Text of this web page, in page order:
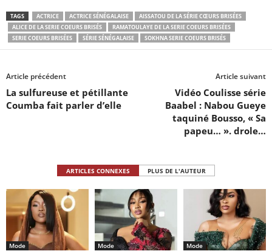
TAGS ACTRICE ACTRICE SÉNÉGALAISE
AISSATOU DE LA SÉRIE CŒURS BRISÉES
ALICE DE LA SERIE COEURS BRISÉS
RAMATOULAYE DE LA SERIE COEURS BRISÉES
SERIE COEURS BRISÉES
SÉRIE SÉNÉGALAISE SOKHNA SERIE COEURS BRISÉS
Article précédent
La sulfureuse et pétillante
Coumba fait parler d’elle
Article suivant
Vidéo Coulisse série
Baabel : Nabou Gueye
taquiné Bousso, « Sa
papeu… ». drole…
ARTICLES CONNEXES PLUS DE L'AUTEUR
Mode Mode Mode